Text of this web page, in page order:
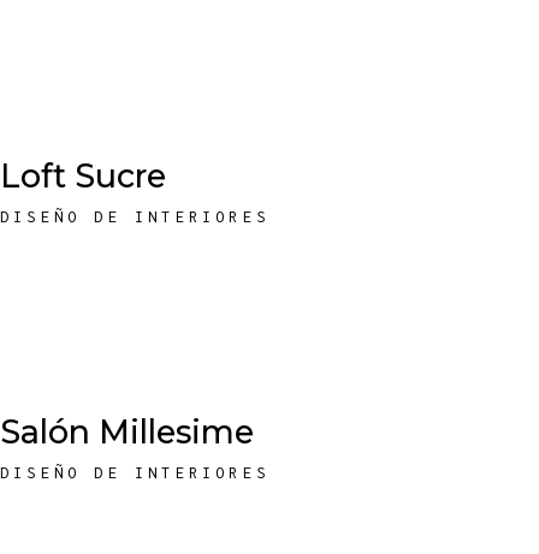
Loft Sucre
DISEÑO DE INTERIORES
Salón Millesime
DISEÑO DE INTERIORES